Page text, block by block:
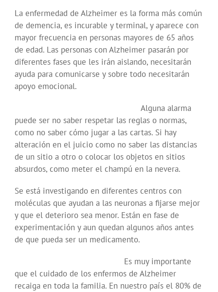
La enfermedad de Alzheimer es la forma más común
de demencia, es incurable y terminal, y aparece con
mayor frecuencia en personas mayores de 65 años
de edad. Las personas con Alzheimer pasarán por
diferentes fases que les irán aislando, necesitarán
ayuda para comunicarse y sobre todo necesitarán
apoyo emocional.
Alguna alarma
puede ser no saber respetar las reglas o normas,
como no saber cómo jugar a las cartas. Si hay
alteración en el juicio como no saber las distancias
de un sitio a otro o colocar los objetos en sitios
absurdos, como meter el champú en la nevera.
Se está investigando en diferentes centros con
moléculas que ayudan a las neuronas a fijarse mejor
y que el deterioro sea menor. Están en fase de
experimentación y aun quedan algunos años antes
de que pueda ser un medicamento.
Es muy importante
que el cuidado de los enfermos de Alzheimer
recaiga en toda la familia. En nuestro país el 80% de